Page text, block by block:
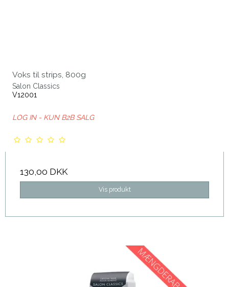
Voks til strips, 800g
Salon Classics
V12001
LOG IN - KUN B2B SALG
130,00 DKK
Vis produkt